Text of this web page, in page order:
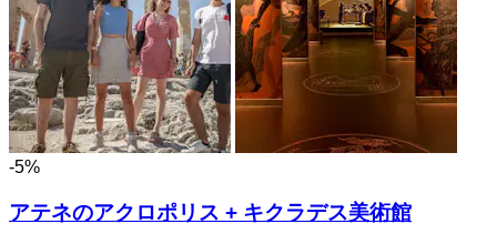
-5%
アテネのアクロポリス + キクラデス美術館